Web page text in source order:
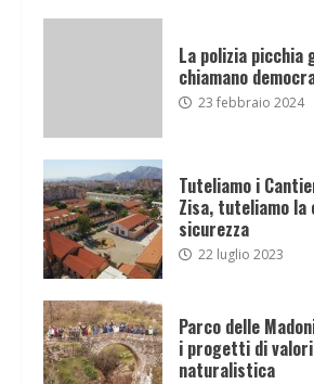
La polizia
chiamano
23 febbraio 2024
Tuteliamo i
Zisa, tuteliamo
sicurezza
22 luglio 2023
Parco delle
i progetti di
naturalistica